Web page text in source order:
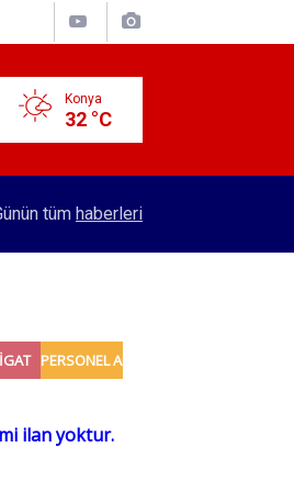
Konya
32 °C
70 bin TL maaşla personel
tüm haberleri